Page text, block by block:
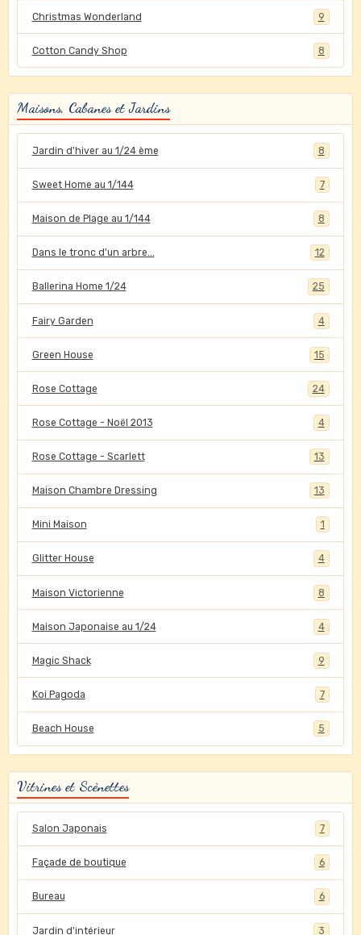
Christmas Wonderland 9
Cotton Candy Shop 8
Maisons, Cabanes et Jardins
Jardin d'hiver au 1/24 ème 8
Sweet Home au 1/144 7
Maison de Plage au 1/144 8
Dans le tronc d'un arbre... 12
Ballerina Home 1/24 25
Fairy Garden 4
Green House 15
Rose Cottage 24
Rose Cottage - Noël 2013 4
Rose Cottage - Scarlett 13
Maison Chambre Dressing 13
Mini Maison 1
Glitter House 4
Maison Victorienne 8
Maison Japonaise au 1/24 4
Magic Shack 9
Koi Pagoda 7
Beach House 5
Vitrines et Scènettes
Salon Japonais 7
Façade de boutique 6
Bureau 6
Jardin d'intérieur 3